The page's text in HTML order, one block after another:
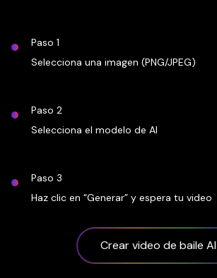
Paso 1
Selecciona una imagen (PNG/JPEG)
Paso 2
Selecciona el modelo de AI
Paso 3
Haz clic en “Generar” y espera tu video
Crear video de baile AI